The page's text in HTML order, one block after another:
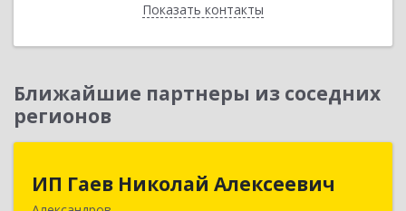
Показать контакты
Назад
Ближайшие партнеры из соседних
регионов
ИП Гаев Николай Алексеевич
ИП Гаев Николай Алексеевич